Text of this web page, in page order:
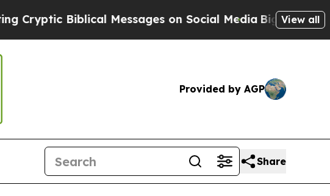
Messages on Social MediaBig Food vs. TheView all
Provided by AGP
Share